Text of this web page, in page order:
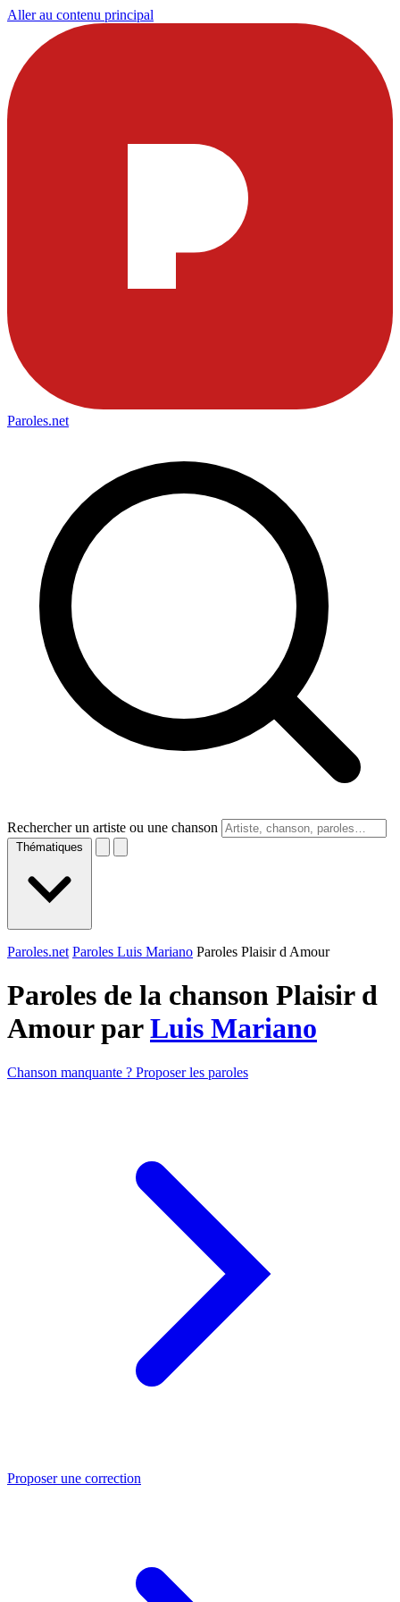
Aller au contenu principal
Paroles.net
Rechercher un artiste ou une chanson
Thématiques
Paroles.net Paroles Luis Mariano Paroles Plaisir d Amour
Paroles de la chanson Plaisir d
Amour parLuis Mariano
Chanson manquante ? Proposer les paroles
Proposer une correction